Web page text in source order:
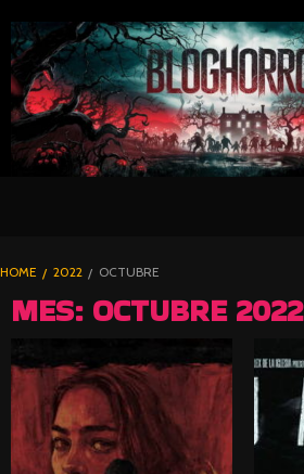
TO
CONTENT
BLOGHORROR
⋆
HOME 2022 OCTUBRE
MES: OCTUBRE 2022